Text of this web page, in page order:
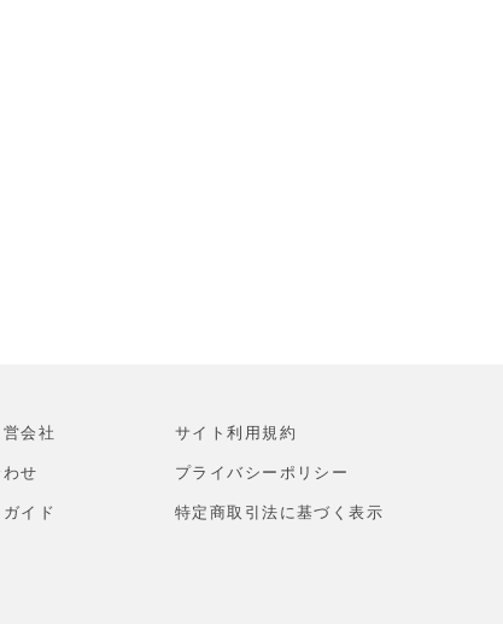
会社 サイト利⽤規約
せ プライバシーポリシー
イド 特定商取引法に基づく表示